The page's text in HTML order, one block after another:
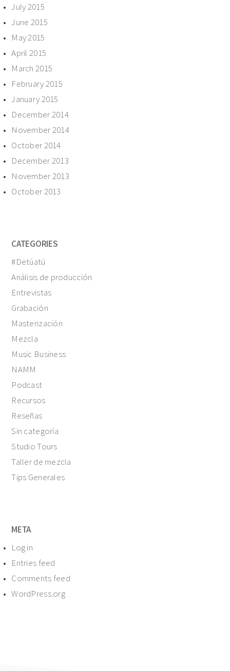
July 2015
June 2015
May 2015
April 2015
March 2015
February 2015
January 2015
December 2014
November 2014
October 2014
December 2013
November 2013
October 2013
CATEGORIES
#Detúatú
Análisis de producción
Entrevistas
Grabación
Masterización
Mezcla
Music Business
NAMM
Podcast
Recursos
Reseñas
Sin categoría
Studio Tours
Taller de mezcla
Tips Generales
META
Log in
Entries feed
Comments feed
WordPress.org